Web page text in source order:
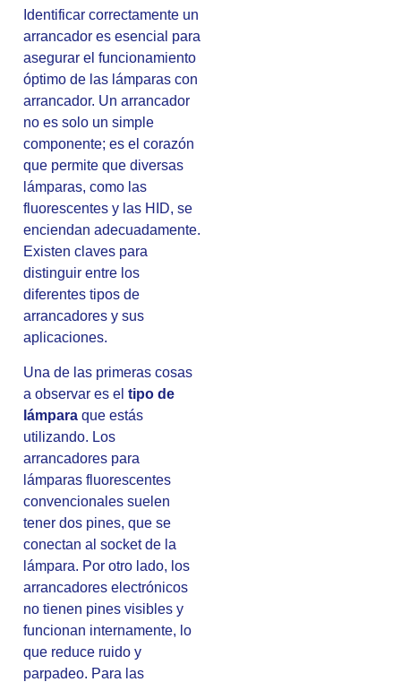
Identificar correctamente un
arrancador es esencial para
asegurar el funcionamiento
óptimo de las lámparas con
arrancador. Un arrancador
no es solo un simple
componente; es el corazón
que permite que diversas
lámparas, como las
fluorescentes y las HID, se
enciendan adecuadamente.
Existen claves para
distinguir entre los
diferentes tipos de
arrancadores y sus
aplicaciones.
Una de las primeras cosas
a observar es el tipo de
lámpara que estás
utilizando. Los
arrancadores para
lámparas fluorescentes
convencionales suelen
tener dos pines, que se
conectan al socket de la
lámpara. Por otro lado, los
arrancadores electrónicos
no tienen pines visibles y
funcionan internamente, lo
que reduce ruido y
parpadeo. Para las